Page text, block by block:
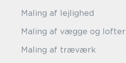
Maling af lejlighed
Maling af vægge og lofter
Maling af træværk